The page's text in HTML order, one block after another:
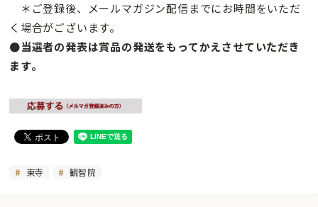
＊ご登録後、メールマガジン配信までにお時間をいただ
く場合がございます。
●当選者の発表は賞品の発送をもってかえさせていただき
ます。
東寺 観智院